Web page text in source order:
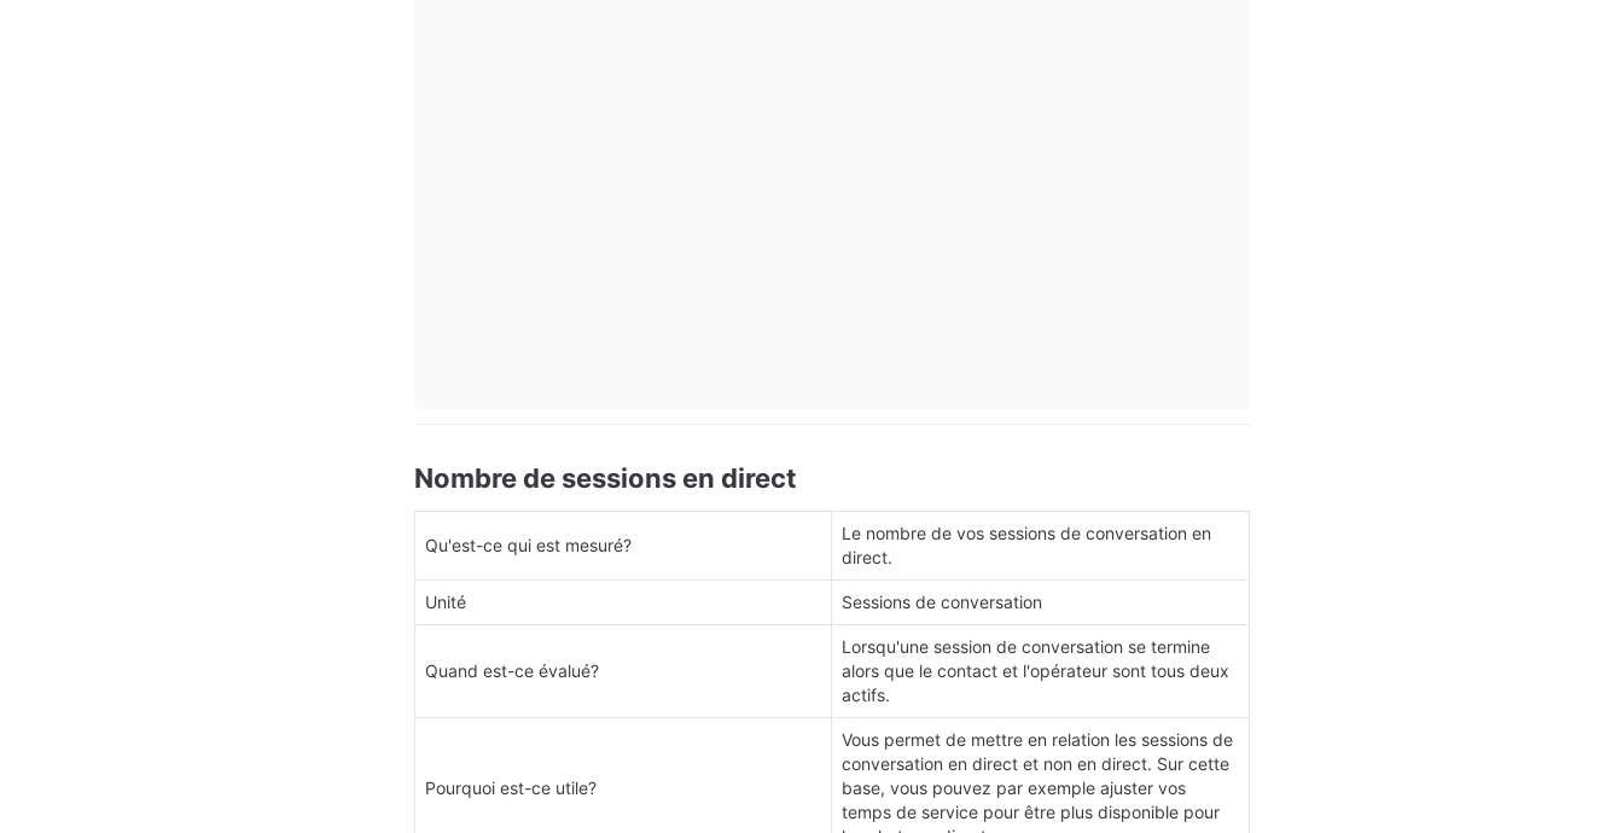
Nombre de sessions en direct
Qu'est-ce qui est mesuré?
Le nombre de vos sessions de conversation en
direct.
Unité Sessions de conversation
Quand est-ce évalué?
Lorsqu'une session de conversation se termine
alors que le contact et l'opérateur sont tous deux
actifs.
Pourquoi est-ce utile?
Vous permet de mettre en relation les sessions de
conversation en direct et non en direct. Sur cette
base, vous pouvez par exemple ajuster vos
temps de service pour être plus disponible pour